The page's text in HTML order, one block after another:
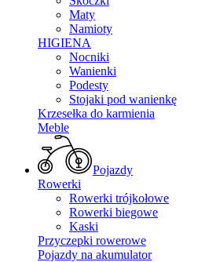
Maty
Namioty
HIGIENA
Nocniki
Wanienki
Podesty
Stojaki pod wanienkę
Krzesełka do karmienia
Meble
Pojazdy
Rowerki
Rowerki trójkołowe
Rowerki biegowe
Kaski
Przyczepki rowerowe
Pojazdy na akumulator